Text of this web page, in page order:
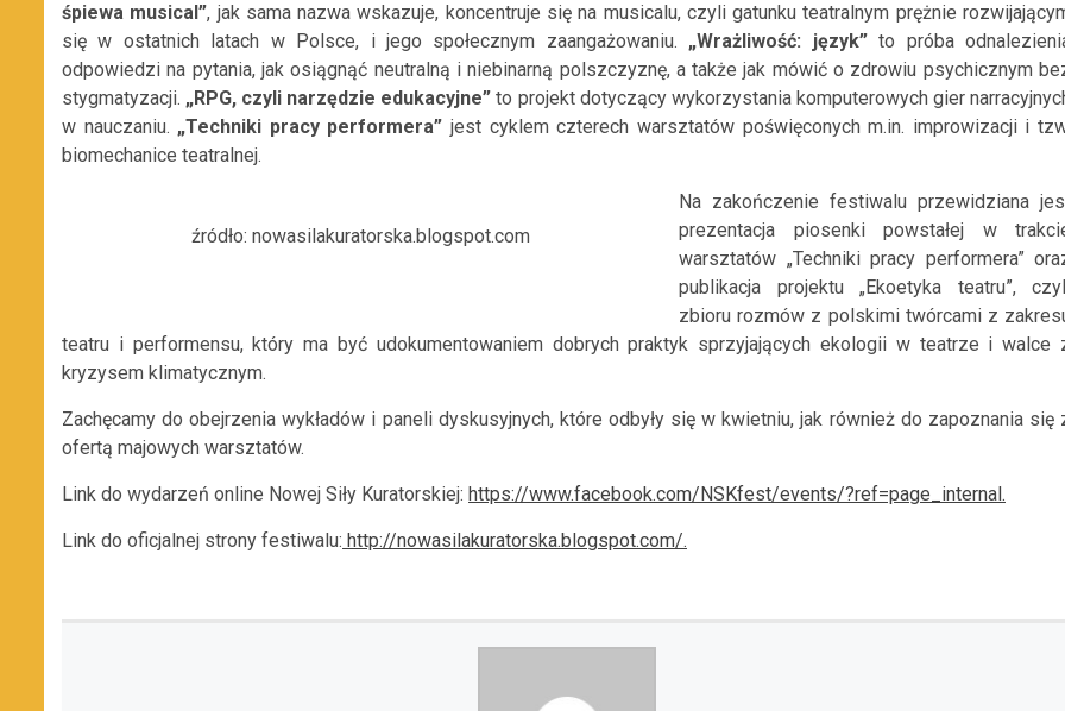
śpiewa musical”, jak sama nazwa wskazuje, koncentruje się na musicalu, czyli gatunku teatralnym prężnie
się w ostatnich latach w Polsce, i jego społecznym zaangażowaniu. „Wrażliwość: język”to próba
odpowiedzi na pytania, jak osiągnąć neutralną i niebinarną polszczyznę, a także jak mówić o zdrowiu psychicznym
stygmatyzacji. „RPG, czyli narzędzie edukacyjne” to projekt dotyczący wykorzystania komputerowych gier
w nauczaniu. „Techniki pracy performera” jest cyklem czterech warsztatów poświęconych m.in. improwizacji i
biomechanice teatralnej.
źródło: nowasilakuratorska.blogspot.com
Na zakończenie festiwalu przewidziana
prezentacja piosenki powstałej w
warsztatów „Techniki pracy performera”
publikacja projektu „Ekoetyka teatru”,
zbioru rozmów z polskimi twórcami z
teatru i performensu, który ma być udokumentowaniem dobrych praktyk sprzyjających ekologii w teatrze i walce
kryzysem klimatycznym.
Zachęcamy do obejrzenia wykładów i paneli dyskusyjnych, które odbyły się w kwietniu, jak również do zapoznania się
ofertą majowych warsztatów.
Link do wydarzeń online Nowej Siły Kuratorskiej: https://www.facebook.com/NSKfest/events/?ref=page_internal.
Link do oficjalnej strony festiwalu: http://nowasilakuratorska.blogspot.com/.